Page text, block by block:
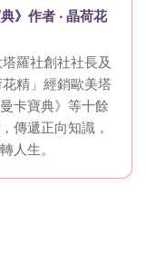
》作者 ‧ 晶荷花
羅社創社社長及
精」經銷歐美塔
卡寶典》等十餘
傳遞正向知識，
人生。